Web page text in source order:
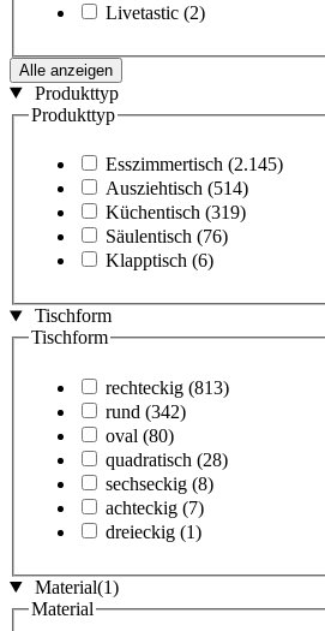
Livetastic (2)
Alle anzeigen
Produkttyp
Produkttyp
Esszimmertisch (2.145)
Ausziehtisch (514)
Küchentisch (319)
Säulentisch (76)
Klapptisch (6)
Tischform
Tischform
rechteckig (813)
rund (342)
oval (80)
quadratisch (28)
sechseckig (8)
achteckig (7)
dreieckig (1)
Material(1)
Material